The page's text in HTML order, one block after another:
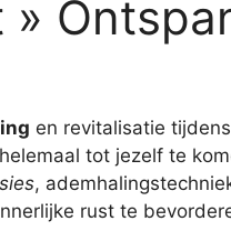
»
en revitalisatie
tot jezelf te
,
rust te